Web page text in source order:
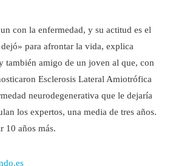
con la enfermedad, y su actitud es el
para afrontar la vida, explica
también amigo de un joven al que, con
Esclerosis Lateral Amiotrófica
neurodegenerativa que le dejaría
los expertos, una media de tres años.
10 años más.